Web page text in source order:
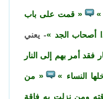
قمت على باب
أصحاب الجد - يعني
فقد أمر بهم إلى النار
النساء من
ومن نزلت به فاقة